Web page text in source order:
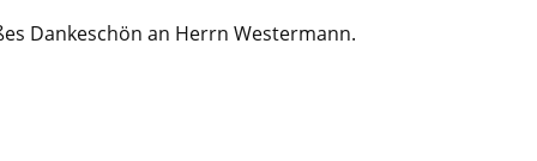
Dankeschön an Herrn Westermann.